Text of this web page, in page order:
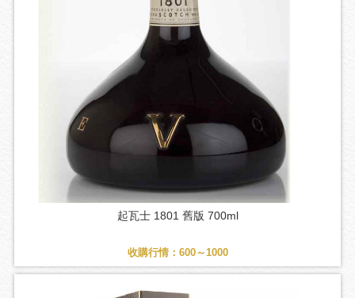
起瓦士 1801 舊版 700ml
收購行情：600～1000